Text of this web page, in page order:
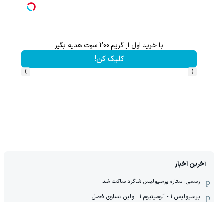
ثبت نام کن؛خرید کن؛نقره ببر
کلیک کن!
‹
›
آخرین اخبار
رسمی: ستاره پرسپولیس شاگرد ساکت شد
پرسپولیس 1 - آلومینیوم 1: اولین تساوی فصل